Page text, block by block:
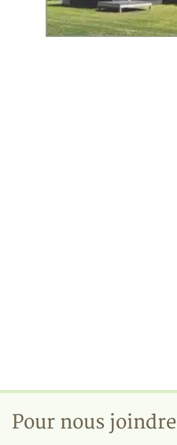
Pour nous joindre